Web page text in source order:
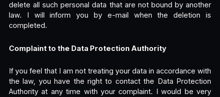
delete all such personal data that are not bound by another
law. I will inform you by e-mail when the deletion is
completed.
Complaint to the Data Protection Authority
If you feel that I am not treating your data in accordance with
the law, you have the right to contact the Data Protection
Authority at any time with your complaint. I would be very